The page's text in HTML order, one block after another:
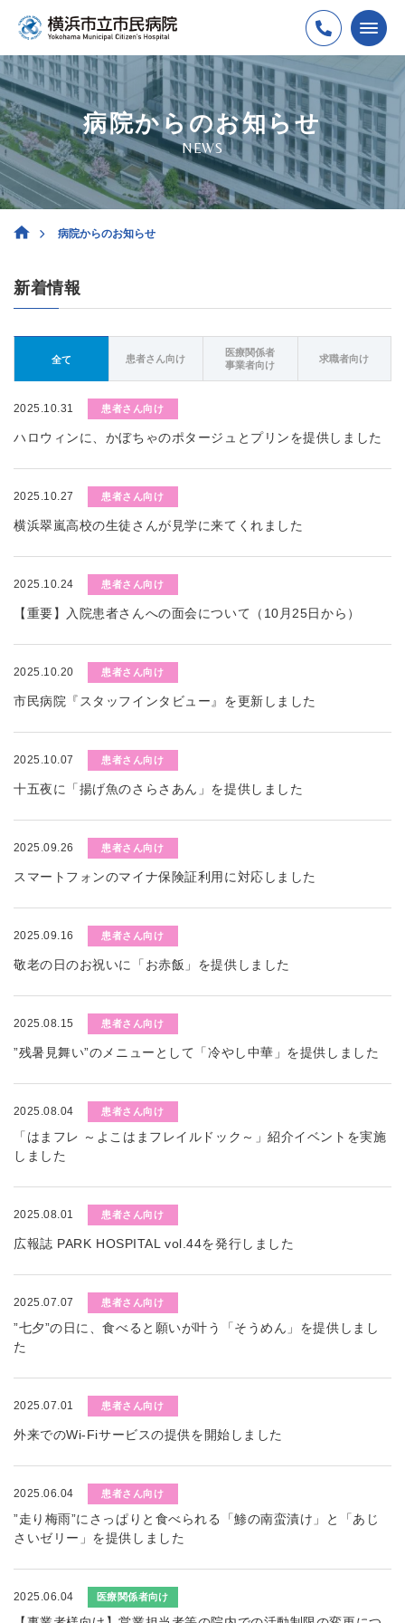
病院からのお知らせ
NEWS
病院からのお知らせ
新着情報
全て 患者さん向け
医療関係者
事業者向け
求職者向け
2025.10.31 患者さん向け
ハロウィンに、かぼちゃのポタージュとプリンを提供しました
2025.10.27 患者さん向け
横浜翠嵐高校の生徒さんが見学に来てくれました
2025.10.24 患者さん向け
【重要】入院患者さんへの面会について（10月25日から）
2025.10.20 患者さん向け
市民病院『スタッフインタビュー』を更新しました
2025.10.07 患者さん向け
十五夜に「揚げ魚のさらさあん」を提供しました
2025.09.26 患者さん向け
スマートフォンのマイナ保険証利用に対応しました
2025.09.16 患者さん向け
敬老の日のお祝いに「お赤飯」を提供しました
2025.08.15 患者さん向け
”残暑見舞い”のメニューとして「冷やし中華」を提供しました
2025.08.04 患者さん向け
「はまフレ ～よこはまフレイルドック～」紹介イベントを実施
しました
2025.08.01 患者さん向け
広報誌 PARK HOSPITAL vol.44を発行しました
2025.07.07 患者さん向け
”七夕”の日に、食べると願いが叶う「そうめん」を提供しまし
た
2025.07.01 患者さん向け
外来でのWi-Fiサービスの提供を開始しました
2025.06.04 患者さん向け
”走り梅雨”にさっぱりと食べられる「鯵の南蛮漬け」と「あじ
さいゼリー」を提供しました
2025.06.04 医療関係者向け